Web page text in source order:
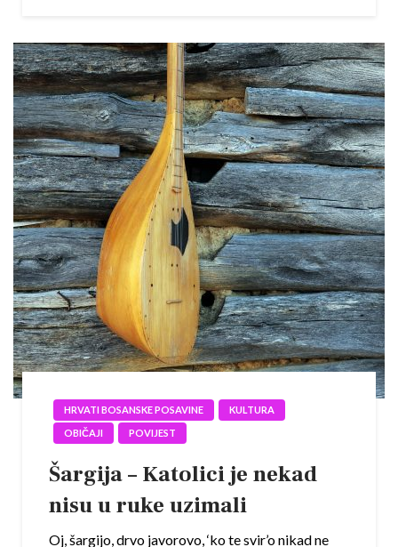
HRVATI BOSANSKE POSAVINE
KULTURA
OBIČAJI
POVIJEST
Šargija – Katolici je nekad
nisu u ruke uzimali
Oj, šargijo, drvo javorovo, ‘ko te svir’o nikad ne